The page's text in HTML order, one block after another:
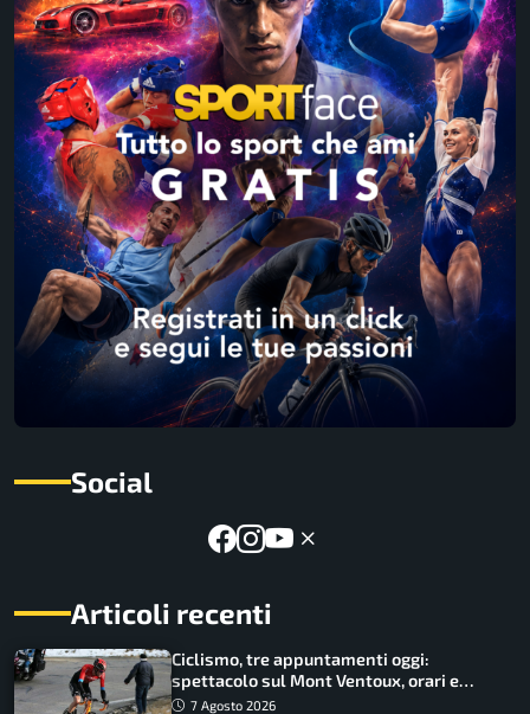
Social
Articoli recenti
Ciclismo, tre appuntamenti oggi:
spettacolo sul Mont Ventoux, orari e
come vederli
7 Agosto 2026